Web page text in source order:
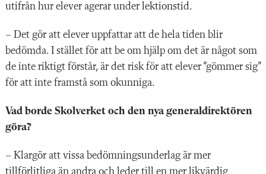
utifrån hur elever agerar under lektionstid.
– Det gör att elever uppfattar att de hela tiden blir
bedömda. I stället för att be om hjälp om det är något som
de inte riktigt förstår, är det risk för att elever ”gömmer sig”
för att inte framstå som okunniga.
Vad borde Skolverket och den nya generaldirektören
göra?
– Klargör att vissa bedömningsunderlag är mer
tillförlitliga än andra och leder till en mer likvärdig